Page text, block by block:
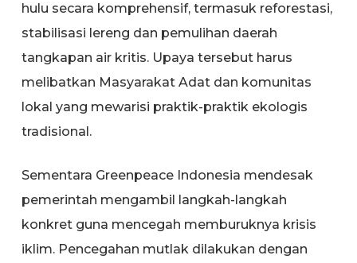
hulu secara komprehensif, termasuk reforestasi,
stabilisasi lereng dan pemulihan daerah
tangkapan air kritis. Upaya tersebut harus
melibatkan Masyarakat Adat dan komunitas
lokal yang mewarisi praktik-praktik ekologis
tradisional.
Sementara Greenpeace Indonesia mendesak
pemerintah mengambil langkah-langkah
konkret guna mencegah memburuknya krisis
iklim. Pencegahan mutlak dilakukan dengan